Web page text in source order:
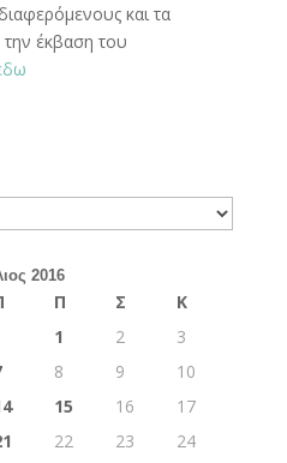
και τα
την έκβαση του
2016
Π Σ
Κ
1
2
3
8 9
10
15 16
17
22 23
24